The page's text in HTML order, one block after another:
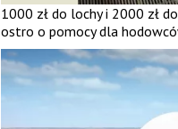
1000 zł do lochy i 2000 zł
ostro o pomocy dla